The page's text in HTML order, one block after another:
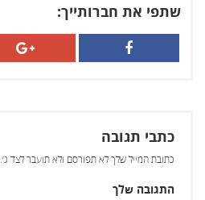
שתפי את חברותייך:
כתבי תגובה
כתובת המייל שלך לא תפורסם ולא תועבר לצד ג׳.
התגובה שלך